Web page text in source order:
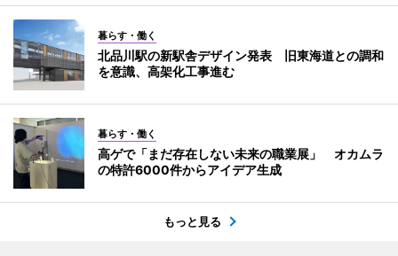
暮らす・働く
北品川駅の新駅舎デザイン発表 旧東海道との調和
を意識、高架化工事進む
暮らす・働く
高ゲで「まだ存在しない未来の職業展」 オカムラ
の特許6000件からアイデア生成
もっと見る